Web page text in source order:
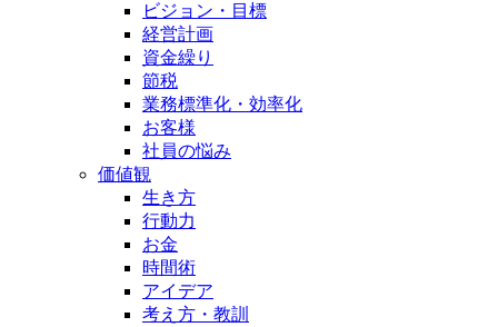
ビジョン・目標
経営計画
資金繰り
節税
業務標準化・効率化
お客様
社員の悩み
価値観
生き方
行動力
お金
時間術
アイデア
考え方・教訓